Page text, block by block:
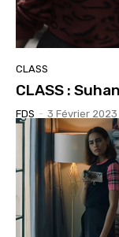
CLASS
CLASS :
FDS - 3 Février 2023